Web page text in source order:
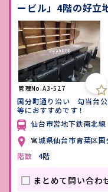
ービル」4階の好立
管理No.A3-527
国分町通り沿い 勾当台
等におすすめです！
仙台市営地下鉄南北
宮城県仙台市青葉区
階数
4階
まとめて問い合わ